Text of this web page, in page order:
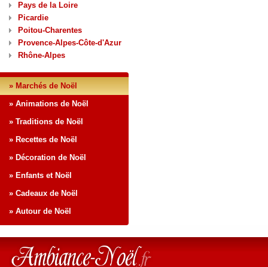
Pays de la Loire
Picardie
Poitou-Charentes
Provence-Alpes-Côte-d'Azur
Rhône-Alpes
» Marchés de Noël
» Animations de Noël
» Traditions de Noël
» Recettes de Noël
» Décoration de Noël
» Enfants et Noël
» Cadeaux de Noël
» Autour de Noël